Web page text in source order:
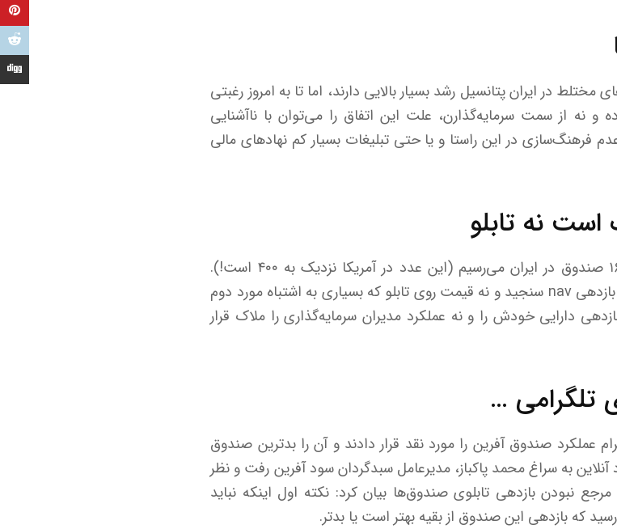
در ایران پتانسیل رشد بسیار بالایی دارند، اما تا به امروز رغبتی
و نه از سمت سرمایه‌گذارن، علت این اتفاق را می‌توان با ناآشنایی
عدم فرهنگ‌سازی در این راستا و یا حتی تبلیغات بسیار کم نهاد‌های مالی
از همه این موارد که بگذریم به عملکرد این ۱۶ صندوق در ایران می‌رسیم (این عدد در آمریکا نزدیک به ۴۰۰ است!).
مسلما عملکرد مدیران صندوق را باید بر اساس بازدهی nav سنجید و نه قیمت روی تابلو که بسیاری به اشتباه مورد دوم
دارایی خودش را و نه عملکرد مدیران سرمایه‌گذاری را ملاک قرار
تلگرامی …
عملکرد صندوق آفرین را مورد نقد قرار دادند و آن را بدترین صندوق
به سراغ محمد پاکباز، مدیرعامل سبدگردان سود آفرین رفت و نظر
مرجع نبودن بازدهی تابلوی صندوق‌ها بیان کرد: نکته اول اینکه نباید
که بازدهی این صندوق از بقیه بهتر است یا بدتر.